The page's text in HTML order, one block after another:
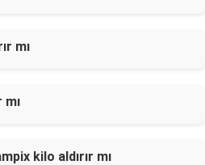
mı
kilo aldırır mı